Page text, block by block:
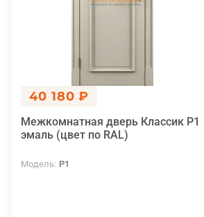
40 180 ₽
Межкомнатная дверь Классик P1
эмаль (цвет по RAL)
Модель P1